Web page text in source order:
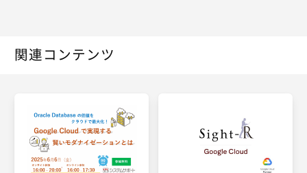
関連コンテンツ